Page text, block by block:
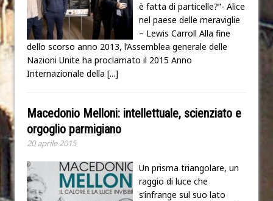
è fatta di particelle?”- Alice
nel paese delle meraviglie
– Lewis Carroll Alla fine
dello scorso anno 2013, l’Assemblea generale delle
Nazioni Unite ha proclamato il 2015 Anno
Internazionale della [...]
Macedonio Melloni: intellettuale, scienziato e
orgoglio parmigiano
20 aprile 2015
Un prisma triangolare, un
raggio di luce che
s’infrange sul suo lato